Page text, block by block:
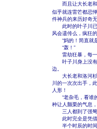
而且让大长老和
似乎就连雷芒都忌
件神兵的来历好奇
此时的叶子川已
风会遗传么，疯狂
“妈的！简直就是
“轰！”
雷劫狂暴，每一
叶子川身上没有
边。
大长老和洛河杉
川的一次次出手，
人形！
“老杂毛，看谁的
种让人颤栗的气息
三人都到了强弩
此时完全是凭借
半个时辰的时间